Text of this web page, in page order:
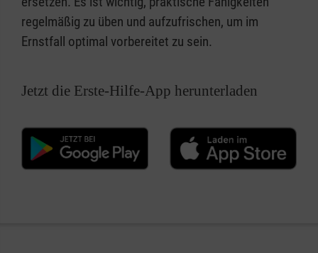
regelmäßig zu üben und aufzufrischen, um im
Ernstfall optimal vorbereitet zu sein.
Jetzt die Erste-Hilfe-App herunterladen